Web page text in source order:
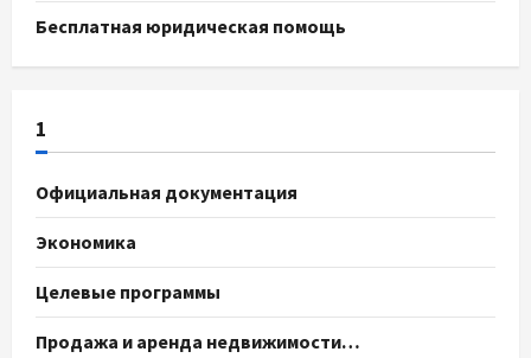
Бесплатная юридическая помощь
1
Официальная документация
Экономика
Целевые программы
Продажа и аренда недвижимости…